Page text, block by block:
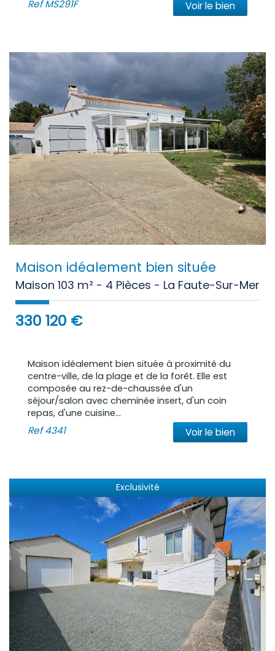
RefMS291F Voir le bien
Maison idéalement bien située
Maison 103 m² - 4 Pièces - La Faute-Sur-Mer
330 120 €
Maison idéalement bien située à proximité du
centre-ville, de la plage et de la forêt. Elle est
composée au rez-de-chaussée d'un
séjour/salon avec cheminée insert, d'un coin
repas, d'une cuisine...
Ref4341 Voir le bien
Exclusivité